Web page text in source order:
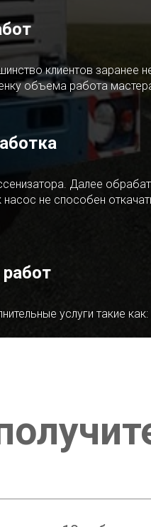
клиентов заранее
объема работа
Далее
не способен
услуги такие